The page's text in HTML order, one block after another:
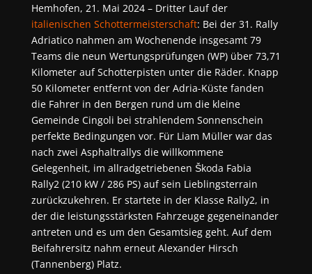
Hemhofen, 21. Mai 2024 – Dritter Lauf der
italienischen Schottermeisterschaft: Bei der 31. Rally
Adriatico nahmen am Wochenende insgesamt 79
Teams die neun Wertungsprüfungen (WP) über 73,71
Kilometer auf Schotterpisten unter die Räder. Knapp
50 Kilometer entfernt von der Adria-Küste fanden
die Fahrer in den Bergen rund um die kleine
Gemeinde Cingoli bei strahlendem Sonnenschein
perfekte Bedingungen vor. Für Liam Müller war das
nach zwei Asphaltrallys die willkommene
Gelegenheit, im allradgetriebenen Škoda Fabia
Rally2 (210 kW / 286 PS) auf sein Lieblingsterrain
zurückzukehren. Er startete in der Klasse Rally2, in
der die leistungsstärksten Fahrzeuge gegeneinander
antreten und es um den Gesamtsieg geht. Auf dem
Beifahrersitz nahm erneut Alexander Hirsch
(Tannenberg) Platz.